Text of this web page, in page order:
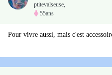
ptitevalseuse,
55ans
Pour vivre aussi, mais c'est